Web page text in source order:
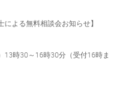
による無料相談会お知らせ】
13時30～16時30分（受付16時ま